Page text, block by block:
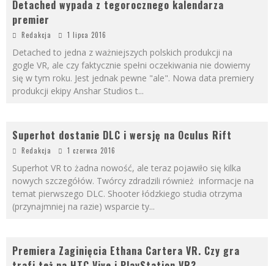
Detached wypada z tegorocznego kalendarza
premier
Redakcja 1 lipca 2016
Detached to jedna z ważniejszych polskich produkcji na
gogle VR, ale czy faktycznie spełni oczekiwania nie dowiemy
się w tym roku. Jest jednak pewne "ale". Nowa data premiery
produkcji ekipy Anshar Studios t...
Superhot dostanie DLC i wersję na Oculus Rift
Redakcja 1 czerwca 2016
Superhot VR to żadna nowość, ale teraz pojawiło się kilka
nowych szczegółów. Twórcy zdradzili również informacje na
temat pierwszego DLC. Shooter łódzkiego studia otrzyma
(przynajmniej na razie) wsparcie ty...
Premiera Zaginięcia Ethana Cartera VR. Czy gra